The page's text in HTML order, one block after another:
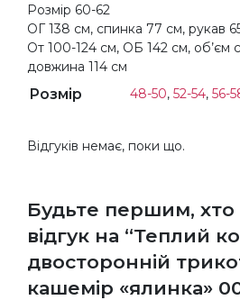
Розмір 60-62
ОГ 138 см, спинка 77 см, рукав
От 100-124 см, ОБ 142 см, об’єм
довжина 114 см
Розмір 48-50, 52-54, 56-
Відгуків немає, поки що.
Будьте першим,
відгук на “Теплий
двосторонній
кашемір «ялинка»